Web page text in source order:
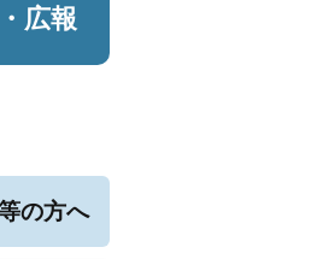
広報
の方へ